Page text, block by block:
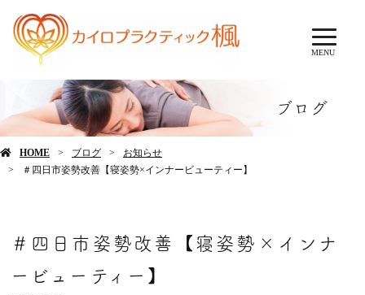
MENU
ブログ
HOME ブログ
お知らせ
＃四日市姿勢改善【寝姿勢×インナービューティー】
＃四日市姿勢改善【寝姿勢×インナ
ービューティー】